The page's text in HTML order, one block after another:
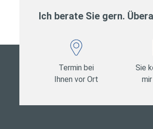
Ich berate Sie gern.
Termin bei
Ihnen vor Ort
Sie